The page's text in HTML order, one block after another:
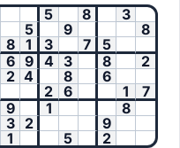
5 8
3
5
9
8
8
1 3 7
5
6 9 4 3 8
2
2 4 8
6
2
6 1
7
9 1
8
3
2
9
1
5 2